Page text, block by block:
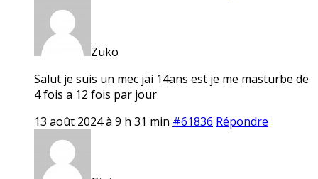
Zuko
Salut je suis un mec jai 14ans est je me masturbe de
4 fois a 12 fois par jour
13 août 2024 à 9 h 31 min #61836 Répondre